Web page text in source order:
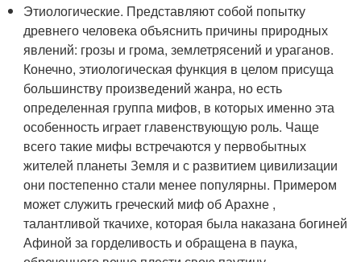
Этиологические. Представляют собой попытку
древнего человека объяснить причины природных
явлений: грозы и грома, землетрясений и ураганов.
Конечно, этиологическая функция в целом присуща
большинству произведений жанра, но есть
определенная группа мифов, в которых именно эта
особенность играет главенствующую роль. Чаще
всего такие мифы встречаются у первобытных
жителей планеты Земля и с развитием цивилизации
они постепенно стали менее популярны. Примером
может служить греческий миф об Арахне ,
талантливой ткачихе, которая была наказана богиней
Афиной за горделивость и обращена в паука,